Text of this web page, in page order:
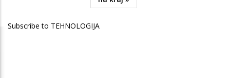
page
Subscribe to TEHNOLOGIJA